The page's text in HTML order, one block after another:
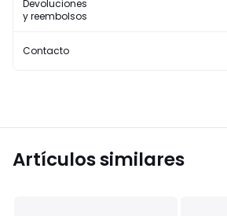
Devoluciones
y reembolsos
Contacto
Artículos similares